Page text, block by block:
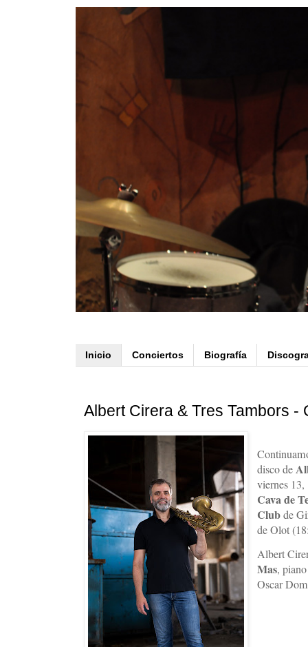
Inicio Conciertos Biografía
Albert Cirera & Tres Tambors -
disco de
viernes
Cava de
Clubde
de Olot
Albert
Mas,
Oscar